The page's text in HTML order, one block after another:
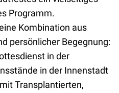
Programm.
Kombination aus
persönlicher Begegnung:
in der
in der Innenstadt
Transplantierten,